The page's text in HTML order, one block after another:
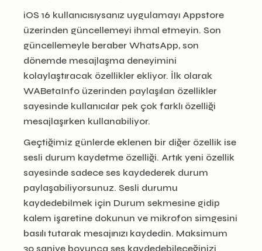
iOS 16 kullanıcısıysanız uygulamayı Appstore
üzerinden güncellemeyi ihmal etmeyin. Son
güncellemeyle beraber WhatsApp, son
dönemde mesajlaşma deneyimini
kolaylaştıracak özellikler ekliyor. İlk olarak
WABetaInfo üzerinden paylaşılan özellikler
sayesinde kullanıcılar pek çok farklı özelliği
mesajlaşırken kullanabiliyor.
Geçtiğimiz günlerde eklenen bir diğer özellik ise
sesli durum kaydetme özelliği. Artık yeni özellik
sayesinde sadece ses kaydederek durum
paylaşabiliyorsunuz. Sesli durumu
kaydedebilmek için Durum sekmesine gidip
kalem işaretine dokunun ve mikrofon simgesini
basılı tutarak mesajınızı kaydedin. Maksimum
30 saniye boyunca ses kaydedebileceğinizi